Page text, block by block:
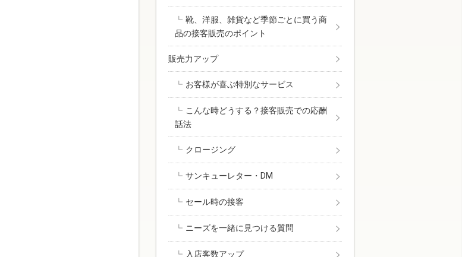
靴、洋服、雑貨など季節ごとに買う商
品の接客販売のポイント
販売力アップ
お客様が喜ぶ特別なサービス
こんな時どうする？接客販売での応酬
話法
クロージング
サンキューレター・DM
セール時の接客
ニーズを一緒に見つける質問
入店客数アップ